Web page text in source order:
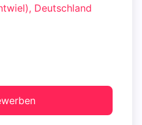
Deutschland